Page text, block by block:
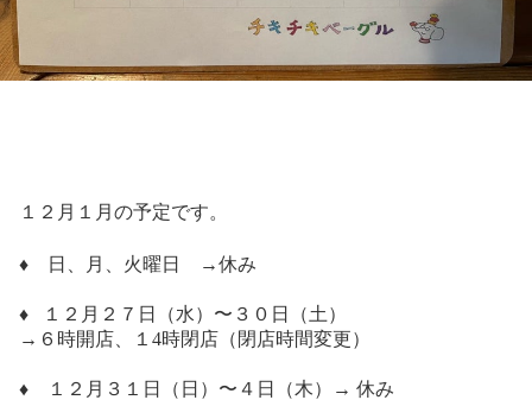
１２月１月の予定です。
♦︎ 日、月、火曜日 →休み
♦︎
１２月２７日（水）〜３０日（土）
→６時開店、１4時閉店（閉店時間変更）
♦︎ １２月３１日（日）〜４日（木）→ 休み